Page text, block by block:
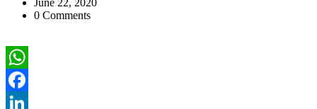
0 Comments
WhatsApp
Facebook